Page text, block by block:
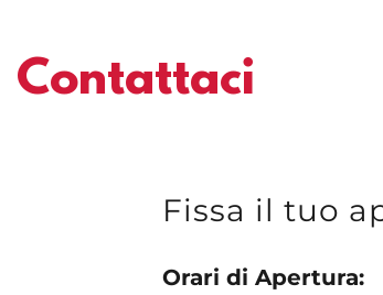
Contattaci
Fissa il tuo
Orari di Apertura: